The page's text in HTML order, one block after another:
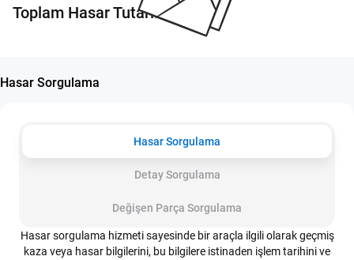
Toplam Hasar Tutarı:
Hasar Sorgulama
Hasar Sorgulama
Detay Sorgulama
Değişen Parça Sorgulama
Hasar sorgulama hizmeti sayesinde bir araçla ilgili olarak geçmiş
kaza veya hasar bilgilerini, bu bilgilere istinaden işlem tarihini ve